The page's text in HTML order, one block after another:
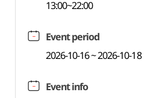
13:00~22:00
Event period
2026-10-16 ~ 2026-10-18
Event info